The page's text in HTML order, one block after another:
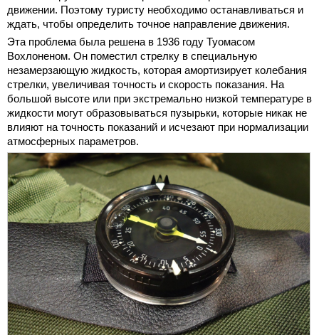
движении. Поэтому туристу необходимо останавливаться и
ждать, чтобы определить точное направление движения.
Эта проблема была решена в 1936 году Туомасом
Вохлоненом. Он поместил стрелку в специальную
незамерзающую жидкость, которая амортизирует колебания
стрелки, увеличивая точность и скорость показания. На
большой высоте или при экстремально низкой температуре в
жидкости могут образовываться пузырьки, которые никак не
влияют на точность показаний и исчезают при нормализации
атмосферных параметров.